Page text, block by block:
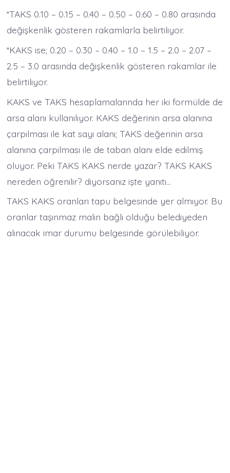
*TAKS 0.10 – 0.15 – 0.40 – 0.50 – 0.60 – 0.80 arasında
değişkenlik gösteren rakamlarla belirtiliyor.
*KAKS ise; 0.20 – 0.30 – 0.40 – 1.0 – 1.5 – 2.0 – 2.07 –
2.5 – 3.0 arasında değişkenlik gösteren rakamlar ile
belirtiliyor.
KAKS ve TAKS hesaplamalarında her iki formülde de
arsa alanı kullanılıyor. KAKS değerinin arsa alanına
çarpılması ile kat sayı alanı; TAKS değerinin arsa
alanına çarpılması ile de taban alanı elde edilmiş
oluyor. Peki TAKS KAKS nerde yazar? TAKS KAKS
nereden öğrenilir? diyorsanız işte yanıtı…
TAKS KAKS oranları tapu belgesinde yer almıyor. Bu
oranlar taşınmaz malın bağlı olduğu belediyeden
alınacak imar durumu belgesinde görülebiliyor.